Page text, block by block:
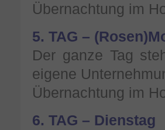
Übernachtung im
5. TAG –
Der ganze Tag
eigene
Übernachtung im
6. TAG – Dienstag